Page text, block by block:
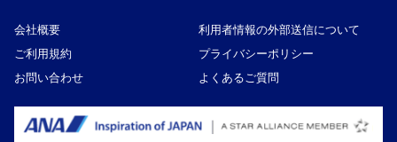
会社概要
利用者情報の外部送信について
ご利用規約
プライバシーポリシー
お問い合わせ
よくあるご質問